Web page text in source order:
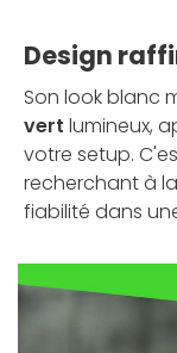
Design
Son look blanc
vert lumineux,
votre setup.
recherchant à
fiabilité dans